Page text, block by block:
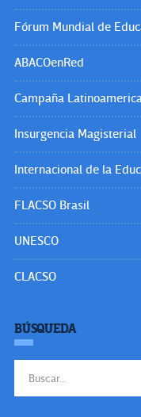
Fórum Mundial de
ABACOenRed
Campaña
Insurgencia Magisterial
Internacional de la
FLACSO Brasil
UNESCO
CLACSO
BÚSQUEDA